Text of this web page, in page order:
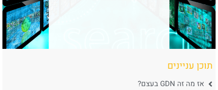
תוכן עניינים
אז מה זה GDN בעצם?